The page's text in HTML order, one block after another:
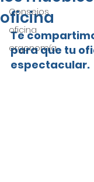
Consejos
oficina
ergonomía
oficina
Te
para que tu
espectacular.